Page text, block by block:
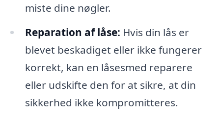
miste dine nøgler.
Reparation af låse: Hvis din lås er
blevet beskadiget eller ikke fungerer
korrekt, kan en låsesmed reparere
eller udskifte den for at sikre, at din
sikkerhed ikke kompromitteres.